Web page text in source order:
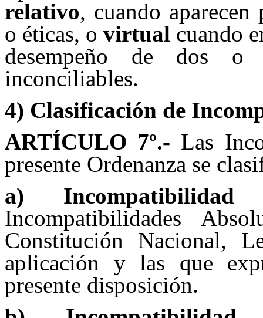
relativo, cuando
o éticas, ovirtual cuando
desempeño de dos o
inconciliables.
4) Clasificación de
ARTÍCULO 7º.- Las
presente Ordenanza se
a) Incompatibilidad
Incompatibilidades
Constitución Nacional,
aplicación y las que
presente disposición.